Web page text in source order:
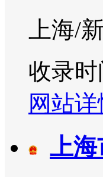
上海/
收录时
网站
上海